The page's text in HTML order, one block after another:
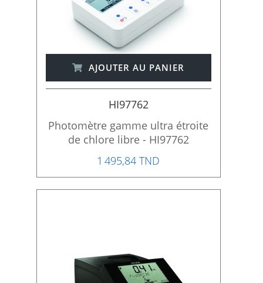
HI97762
Photomètre gamme ultra étroite
de chlore libre - HI97762
1 495,84 TND
AJOUTER AU PANIER